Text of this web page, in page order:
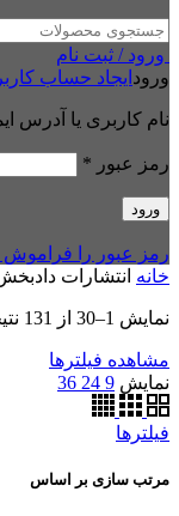
ورود / ثبت نام
ورود ایجاد حساب
نام کاربری یا آدرس
رمز عبور *
ورود
رمز عبور را فراموش
خانه انتشارات
نمایش 1–30 از 131 نتیجه
مشاهده فیلترها
نمایش 9
24
36
فیلترها
مرتب سازی بر اساس